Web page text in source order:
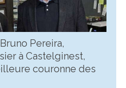
Pereira,
à Castelginest,
couronne des